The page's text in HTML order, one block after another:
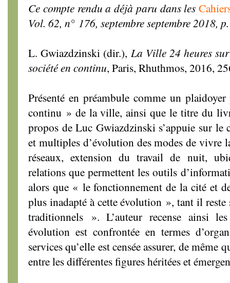
Ce compte rendu a déjà paru dans les
Vol. 62, n° 176, septembre septembre 2018,
L. Gwiazdzinski (dir.), La Ville 24 heures
société en continu, Paris, Rhuthmos, 2016,
Présenté en préambule comme un
continu » de la ville, ainsi que le titre du
propos de Luc Gwiazdzinski s’appuie sur le
et multiples d’évolution des modes de vivre
réseaux, extension du travail de nuit,
relations que permettent les outils
alors que « le fonctionnement de la cité et
plus inadapté à cette évolution », tant il
traditionnels ». L’auteur recense ainsi
évolution est confrontée en termes
services qu’elle est censée assurer, de même
entre les différentes figures héritées et